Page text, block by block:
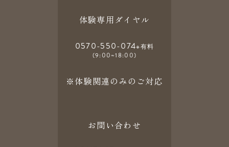
体験専用ダイヤル
0570-550-074※有料
(9:00~18:00)
※体験関連のみのご対応
お問い合わせ